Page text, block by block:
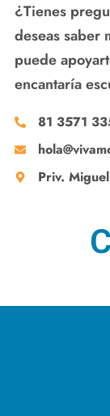
¿Tienes
deseas saber
puede
encantaría
81 3571
Priv.